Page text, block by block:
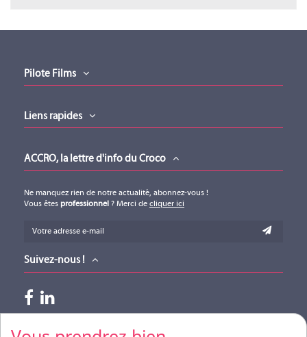
JAMES LOUDSPEAKER
Pilote Films
Liens rapides
ACCRO, la lettre d'info du Croco
Ne manquez rien de notre actualité, abonnez-vous !
Vous êtes professionnel ? Merci de cliquer ici
Suivez-nous !
Paiements acceptés